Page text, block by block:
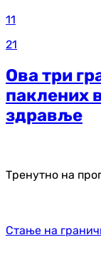
11
21
Ова три
паклених
здравље
Тренутно на
Стање на